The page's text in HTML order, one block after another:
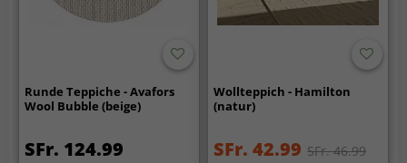
Runde Teppiche - Avafors
Wool Bubble (beige)
SFr. 124.99
Wollteppich - Hamilton
(natur)
SFr. 42.99 SFr. 46.99